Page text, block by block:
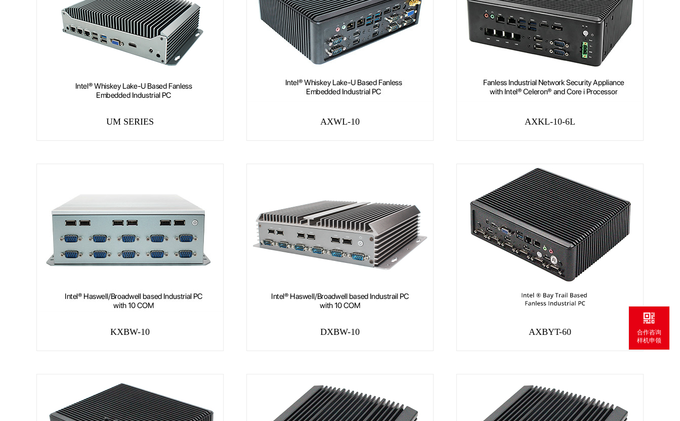
UM SERIES AXWL-10 AXKL-10-6L
KXBW-10 DXBW-10 AXBYT-60
合作咨询
样机申领